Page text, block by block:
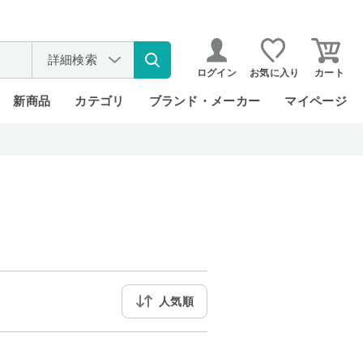
詳細検索
ログイン お気に入り カート
新商品 カテゴリ ブランド・メーカー マイページ
人気順